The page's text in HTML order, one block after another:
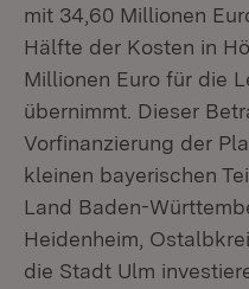
mit 34,60 Millionen
Hälfte der Kosten in
Millionen Euro für die
übernimmt. Dieser
Vorfinanzierung der
kleinen bayerischen
Land Baden-
Heidenheim,
die Stadt Ulm